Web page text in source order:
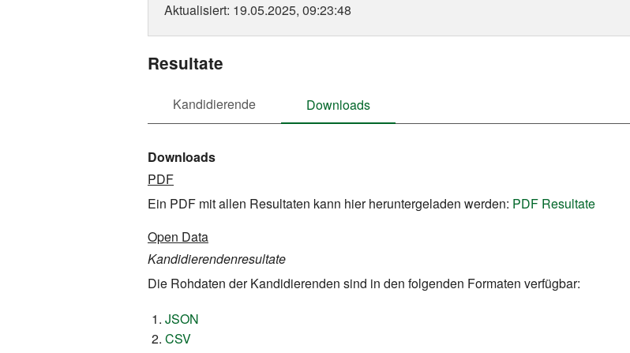
Aktualisiert: 19.05.2025, 09:23:48
Resultate
Kandidierende Downloads
Downloads
PDF
Ein PDF mit allen Resultaten kann hier heruntergeladen werden: PDF Resultate
Open Data
Kandidierendenresultate
Die Rohdaten der Kandidierenden sind in den folgenden Formaten verfügbar:
JSON
CSV